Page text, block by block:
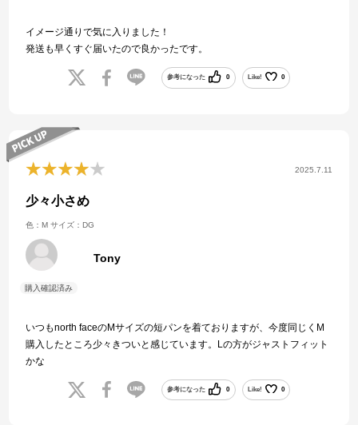
イメージ通りで気に入りました！
発送も早くすぐ届いたので良かったです。
参考になった 0 Like! 0
2025.7.11
少々小さめ
色：M サイズ：DG
Tony
いつもnorth faceのMサイズの短パンを着ておりますが、今度同じくM
購入したところ少々きついと感じています。Lの方がジャストフィット
かな
参考になった 0 Like! 0